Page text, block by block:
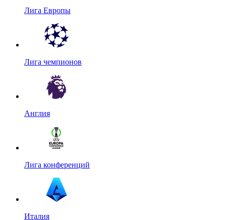
Лига Европы
Лига чемпионов
Англия
Лига конференций
Италия